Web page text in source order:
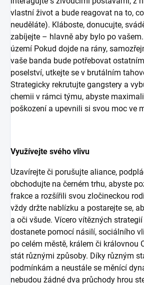
vlastní život a bude reagovat na to,
neuděláte). Kláboste, donucujte,
zabíjejte – hlavně aby bylo po
území Pokud dojde na rány,
vaše banda bude potřebovat
poselství, utkejte se v brutálním
Strategicky rekrutujte gangstery a
chemii v rámci týmu, abyste
poškození a upevnili si svou moc ve
Využívejte svého vlivu
Uzavírejte či porušujte aliance,
obchodujte na černém trhu, abyste
frakce a rozšířili svou zločineckou
vždy držte nablízku a postarejte se,
a oči všude. Vícero vítězných
dostanete pomocí násilí, sociálního
po celém městě, králem či královnou
stát různými způsoby. Díky různým
podmínkám a neustále se měnící
nebudou žádné dva průchody hrou